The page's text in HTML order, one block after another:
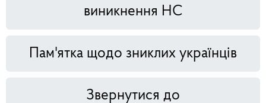
виникнення НС
Пам'ятка щодо зниклих українців
Звернутися до